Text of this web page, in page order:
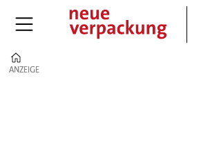
ANZEIGE
ANZEIGE